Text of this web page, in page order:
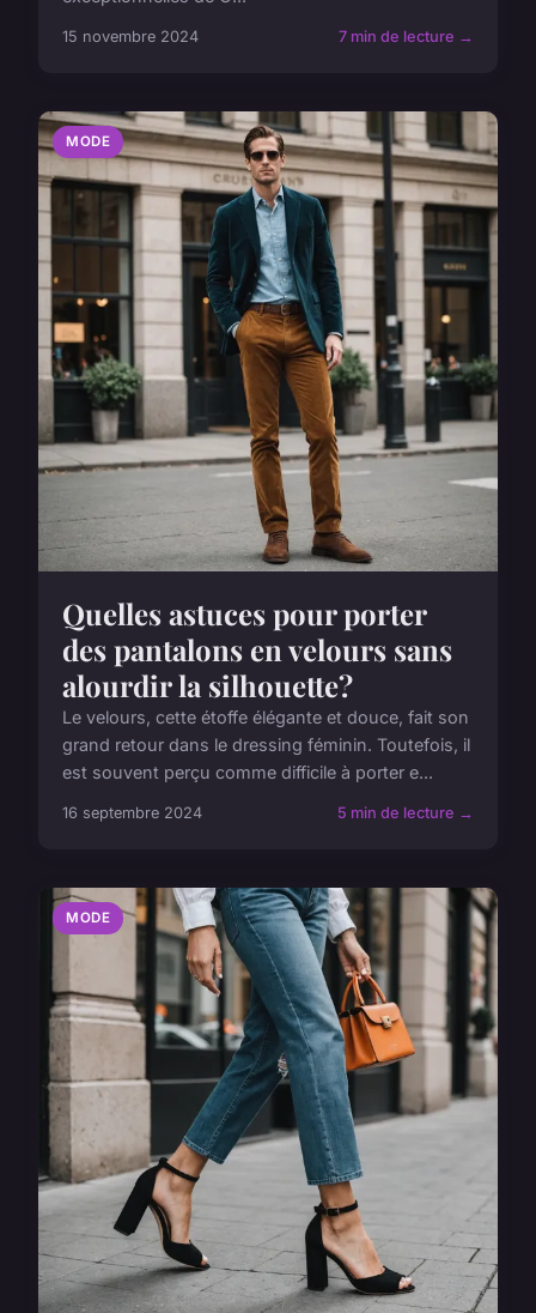
15 novembre 2024 7 min de lecture →
MODE
Quelles astuces pour porter
des pantalons en velours sans
alourdir la silhouette?
Le velours, cette étoffe élégante et douce, fait son
grand retour dans le dressing féminin. Toutefois, il
est souvent perçu comme difficile à porter e...
16 septembre 2024 5 min de lecture →
MODE